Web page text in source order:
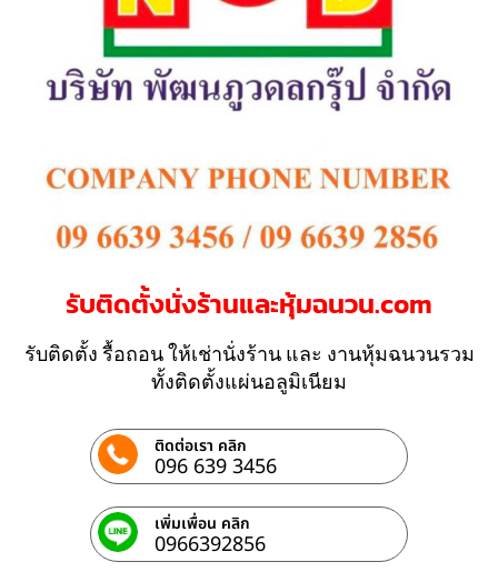
รับติดตั้งนั่งร้านและหุ้มฉนวน.com
รับติดตั้ง รื้อถอน ให้เช่านั่งร้าน และ งานหุ้มฉนวนรวม
ทั้งติดตั้งแผ่นอลูมิเนียม
ติดต่อเรา คลิก
096 639 3456
เพิ่มเพื่อน คลิก
0966392856